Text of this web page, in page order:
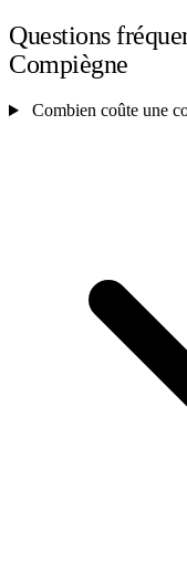
Questions
Compiègne
Combien coûte une